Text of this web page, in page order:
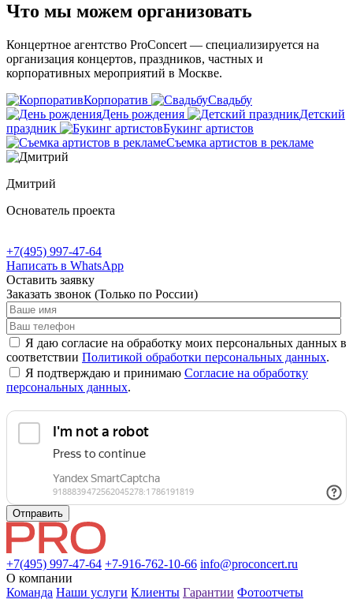
Что мы можем организовать
Концертное агентство ProConcert — cпециализируется на
организация концертов, праздников, частных и
корпоративных мероприятий в Москве.
Корпоратив
Свадьбу
День рождения
Детский
праздник
Букинг артистов
Съемка артистов в рекламе
Дмитрий
Основатель проекта
+7(495) 997-47-64
Написать в WhatsApp
Оставить заявку
Заказать звонок (Только по России)
Я даю согласие на обработку моих персональных данных в
соответствии Политикой обработки персональных данных.
Я подтверждаю и принимаю Согласие на обработку
персональных данных.
Отправить
+7(495) 997-47-64 +7-916-762-10-66 info@proconcert.ru
О компании
Команда Наши услуги Клиенты Гарантии Фотоотчеты